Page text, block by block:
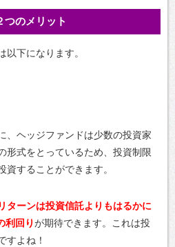
つのメリット
以下になります。
、ヘッジファンドは少数の投資家
形式をとっているため、投資制限
することができます。
ターンは投資信託よりもはるかに
利回りが期待できます。これは投
すよね！